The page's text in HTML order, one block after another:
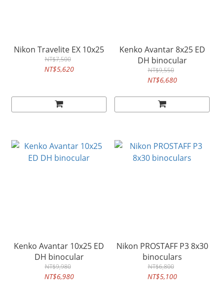
Nikon Travelite EX 10x25
NT$7,500
NT$5,620
Kenko Avantar 8x25 ED
DH binocular
NT$9,550
NT$6,680
Kenko Avantar 10x25 ED
DH binocular
NT$9,980
NT$6,980
Nikon PROSTAFF P3 8x30
binoculars
NT$6,800
NT$5,100